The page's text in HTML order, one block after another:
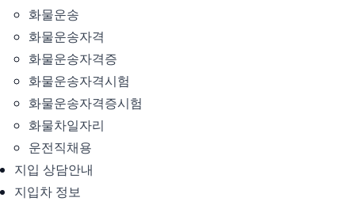
화물운송
화물운송자격
화물운송자격증
화물운송자격시험
화물운송자격증시험
화물차일자리
운전직채용
지입 상담안내
지입차 정보